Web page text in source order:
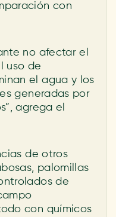
con
no afectar el
uso de
el agua y los
generadas por
agrega el
de otros
palomillas
de
con químicos